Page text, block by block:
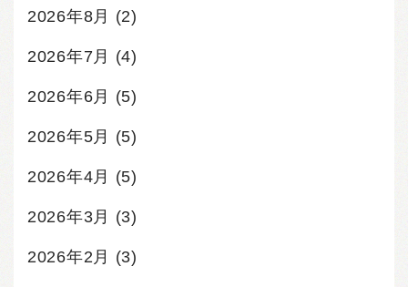
2026年8月 (2)
2026年7月 (4)
2026年6月 (5)
2026年5月 (5)
2026年4月 (5)
2026年3月 (3)
2026年2月 (3)